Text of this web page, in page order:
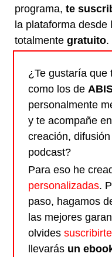
programa,te
la plataforma
totalmentegratuito.
¿Te gustaría que
como los de
personalmente
y te acompañe
creación,
podcast?
Para eso he
personalizadas.
paso, hagamos
las mejores
olvides
llevarás un